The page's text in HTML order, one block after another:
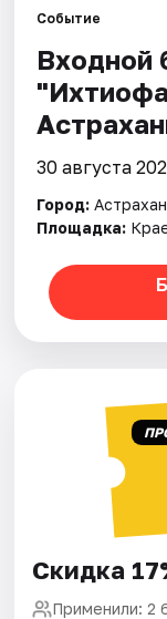
Событие
Входной
30 августа
Город:
Площадка:
Скидка
Применили: 2